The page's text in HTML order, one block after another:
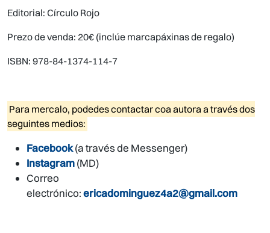
Editorial: Círculo Rojo
Prezo de venda: 20€ (inclúe marcapáxinas de regalo)
ISBN: 978-84-1374-114-7
Para mercalo, podedes contactar coa autora a través dos
seguintes medios:
Facebook(a través de Messenger)
Instagram(MD)
Correo
electrónico:ericadominguez4a2@gmail.com